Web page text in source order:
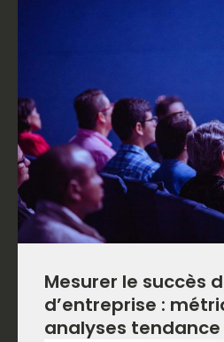
Mesurer le succès
d’entreprise :
analyses tendance